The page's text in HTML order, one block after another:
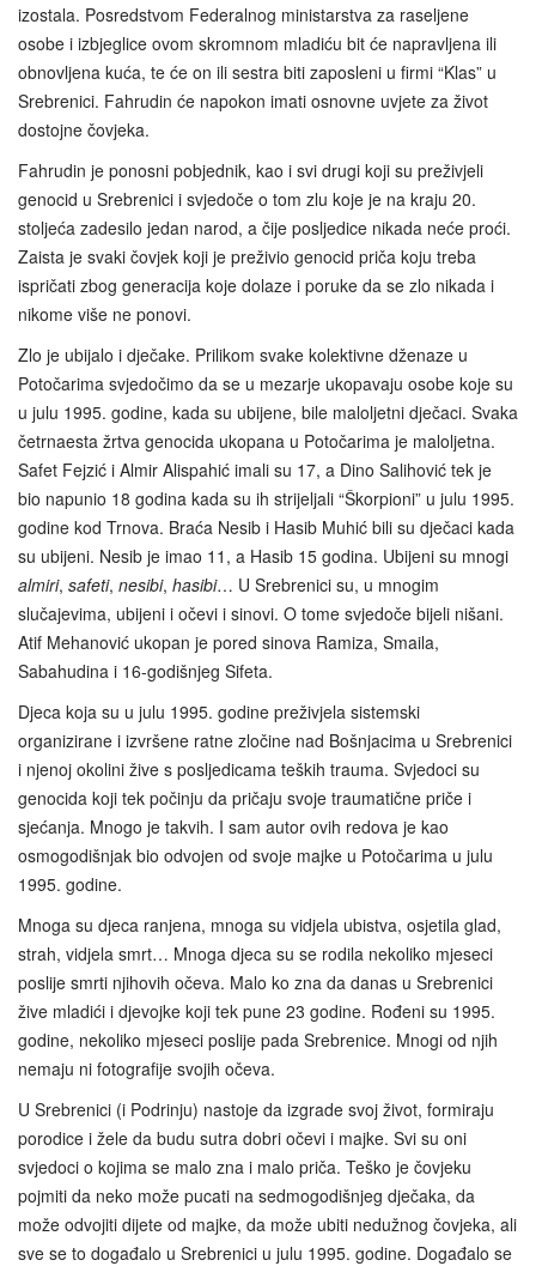
izostala. Posredstvom Federalnog ministarstva za raseljene
osobe i izbjeglice ovom skromnom mladiću bit će napravljena ili
obnovljena kuća, te će on ili sestra biti zaposleni u firmi “Klas” u
Srebrenici. Fahrudin će napokon imati osnovne uvjete za život
dostojne čovjeka.
Fahrudin je ponosni pobjednik, kao i svi drugi koji su preživjeli
genocid u Srebrenici i svjedoče o tom zlu koje je na kraju 20.
stoljeća zadesilo jedan narod, a čije posljedice nikada neće proći.
Zaista je svaki čovjek koji je preživio genocid priča koju treba
ispričati zbog generacija koje dolaze i poruke da se zlo nikada i
nikome više ne ponovi.
Zlo je ubijalo i dječake. Prilikom svake kolektivne dženaze u
Potočarima svjedočimo da se u mezarje ukopavaju osobe koje su
u julu 1995. godine, kada su ubijene, bile maloljetni dječaci. Svaka
četrnaesta žrtva genocida ukopana u Potočarima je maloljetna.
Safet Fejzić i Almir Alispahić imali su 17, a Dino Salihović tek je
bio napunio 18 godina kada su ih strijeljali “Škorpioni” u julu 1995.
godine kod Trnova. Braća Nesib i Hasib Muhić bili su dječaci kada
su ubijeni. Nesib je imao 11, a Hasib 15 godina. Ubijeni su mnogi
almiri, safeti, nesibi, hasibi… U Srebrenici su, u mnogim
slučajevima, ubijeni i očevi i sinovi. O tome svjedoče bijeli nišani.
Atif Mehanović ukopan je pored sinova Ramiza, Smaila,
Sabahudina i 16-godišnjeg Sifeta.
Djeca koja su u julu 1995. godine preživjela sistemski
organizirane i izvršene ratne zločine nad Bošnjacima u Srebrenici
i njenoj okolini žive s posljedicama teških trauma. Svjedoci su
genocida koji tek počinju da pričaju svoje traumatične priče i
sjećanja. Mnogo je takvih. I sam autor ovih redova je kao
osmogodišnjak bio odvojen od svoje majke u Potočarima u julu
1995. godine.
Mnoga su djeca ranjena, mnoga su vidjela ubistva, osjetila glad,
strah, vidjela smrt… Mnoga djeca su se rodila nekoliko mjeseci
poslije smrti njihovih očeva. Malo ko zna da danas u Srebrenici
žive mladići i djevojke koji tek pune 23 godine. Rođeni su 1995.
godine, nekoliko mjeseci poslije pada Srebrenice. Mnogi od njih
nemaju ni fotografije svojih očeva.
U Srebrenici (i Podrinju) nastoje da izgrade svoj život, formiraju
porodice i žele da budu sutra dobri očevi i majke. Svi su oni
svjedoci o kojima se malo zna i malo priča. Teško je čovjeku
pojmiti da neko može pucati na sedmogodišnjeg dječaka, da
može odvojiti dijete od majke, da može ubiti nedužnog čovjeka, ali
sve se to događalo u Srebrenici u julu 1995. godine. Događalo se